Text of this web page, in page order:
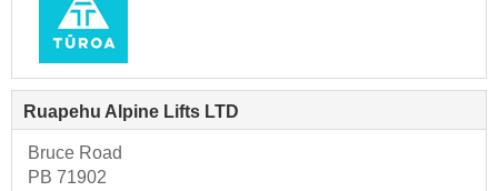
Ruapehu Alpine Lifts LTD
Bruce Road
PB 71902